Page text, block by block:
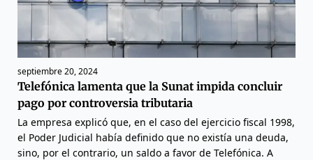
septiembre 20, 2024
Telefónica lamenta que la Sunat impida concluir
pago por controversia tributaria
La empresa explicó que, en el caso del ejercicio fiscal 1998,
el Poder Judicial había definido que no existía una deuda,
sino, por el contrario, un saldo a favor de Telefónica. A